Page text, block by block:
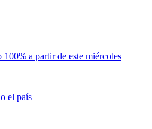
a partir de este miércoles
el país